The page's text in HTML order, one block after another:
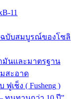
11
บับสมบูรณ์ของโซลิ
มันและมาตรฐาน
สะอาด
เช็ง ( Fusheng )